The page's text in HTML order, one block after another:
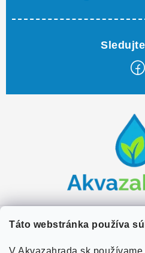
Táto webstránka používa
V Akvazahrada.sk
e
Zákaznícky servis